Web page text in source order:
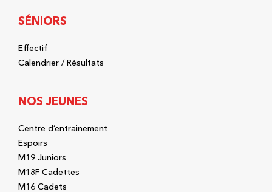
SÉNIORS
Effectif
Calendrier / Résultats
NOS JEUNES
Centre d’entrainement
Espoirs
M19 Juniors
M18F Cadettes
M16 Cadets